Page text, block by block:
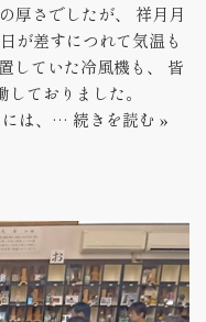
さでしたが、 祥月月
差すにつれて気温も
していた冷風機も、 皆
働しておりました。
には、… 続きを読む »